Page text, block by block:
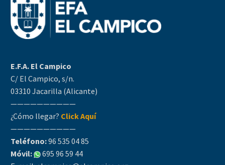
E.F.A. El Campico
C/ El Campico, s/n.
03310 Jacarilla (Alicante)
——————————
¿Cómo llegar? Click Aquí
——————————
Teléfono:96 535 04 85
Móvil:
695 96 59 44